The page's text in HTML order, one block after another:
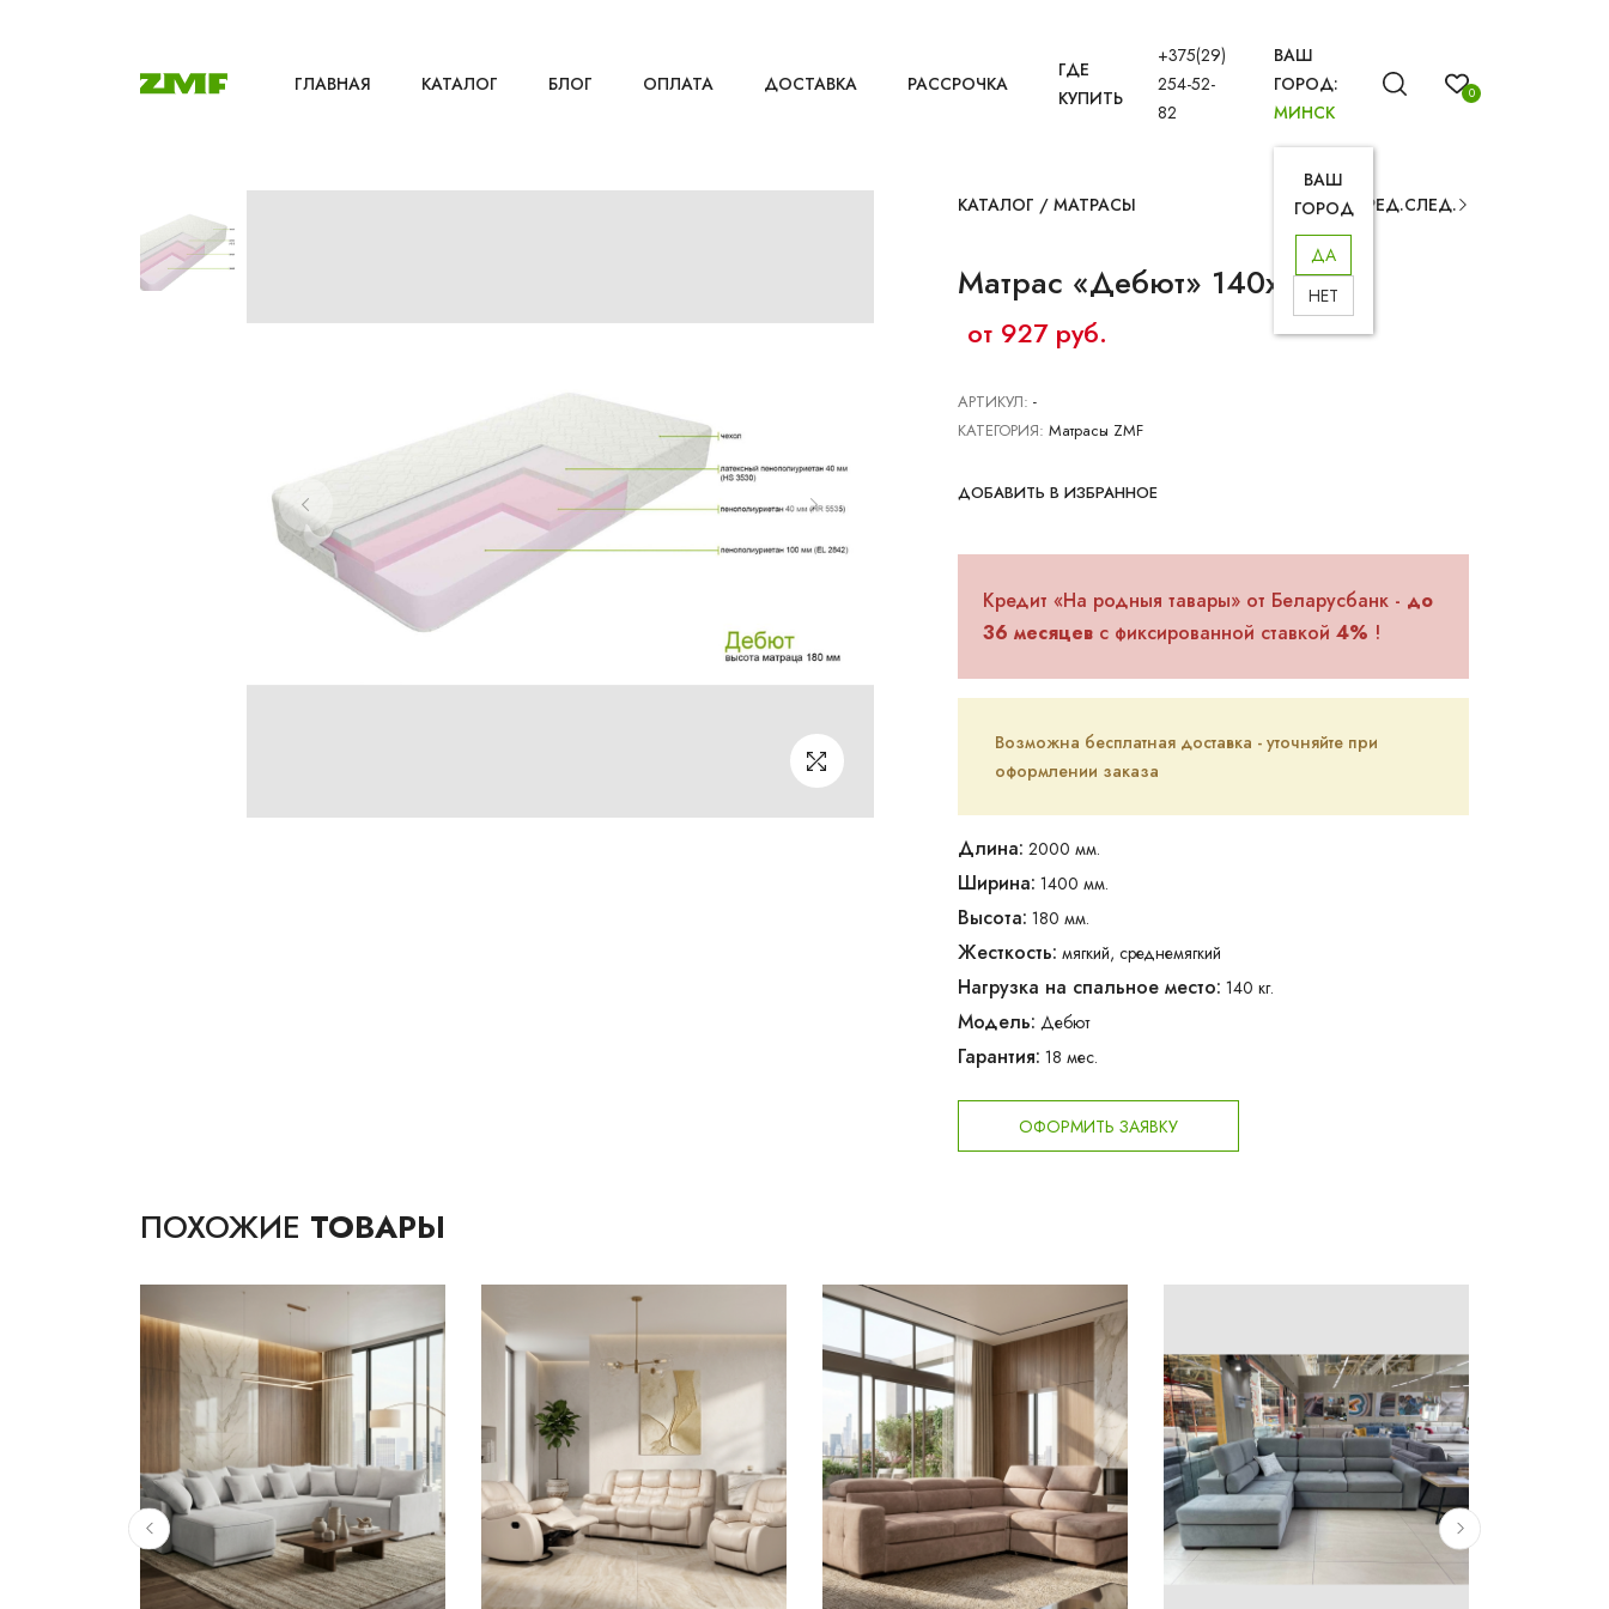
ГЛАВНАЯ КАТАЛОГ БЛОГ ОПЛАТА ДОСТАВКА РАССРОЧКА
ГДЕ
КУПИТЬ
+375(29)
254-52-
82
ВАШ
ГОРОД:
МИНСК
ВАШ
ГОРОД
ДА
НЕТ
0
КАТАЛОГ / МАТРАСЫ ПРЕД.СЛЕД.
Матрас «Дебют» 140х200
от 927 руб.
АРТИКУЛ: -
КАТЕГОРИЯ: Матрасы ZMF
ДОБАВИТЬ В ИЗБРАННОЕ
Кредит «На родныя тавары» от Беларусбанк - до
36 месяцевс фиксированной ставкой 4% !
Возможна бесплатная доставка - уточняйте при
оформлении заказа
Длина: 2000 мм.
Ширина: 1400 мм.
Высота: 180 мм.
Жесткость: мягкий, среднемягкий
Нагрузка на спальное место: 140 кг.
Модель: Дебют
Гарантия: 18 мес.
ОФОРМИТЬ ЗАЯВКУ
ПОХОЖИЕ ТОВАРЫ